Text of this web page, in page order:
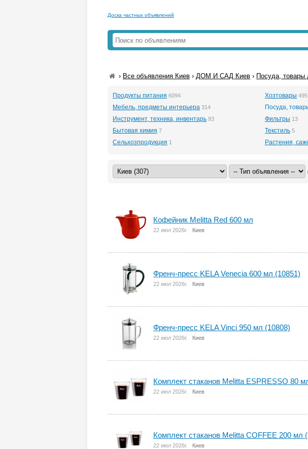
Доска частных объявлений
› Все объявления Киев ›ДОМ И САД Киев › Посуда, товары
Продукты питания 6094 Хозтовары 495
Мебель, предметы интерьера 314 Посуда,
Инструмент, техника, инвентарь 93 Фильтры 13
Бытовая химия 7 Текстиль 5
Сельхозпродукция 1 Растения,
Кофейник Melitta Red 600 мл
22 июл 2026г. Киев
Френч-преcс KELA Venecia 600 мл (10851)
22 июл 2026г. Киев
Френч-пресс KELA Vinci 950 мл (10808)
22 июл 2026г. Киев
Комплект стаканов Melitta ESPRESSO 80
22 июл 2026г. Киев
Комплект стаканов Melitta COFFEE 200 мл
22 июл 2026г. Киев